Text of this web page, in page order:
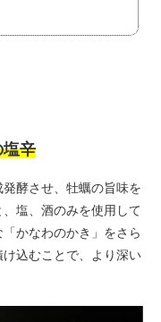
辛
酵させ、牡蠣の旨味を
塩、酒のみを使用して
かなわのかき」をさら
込むことで、より深い